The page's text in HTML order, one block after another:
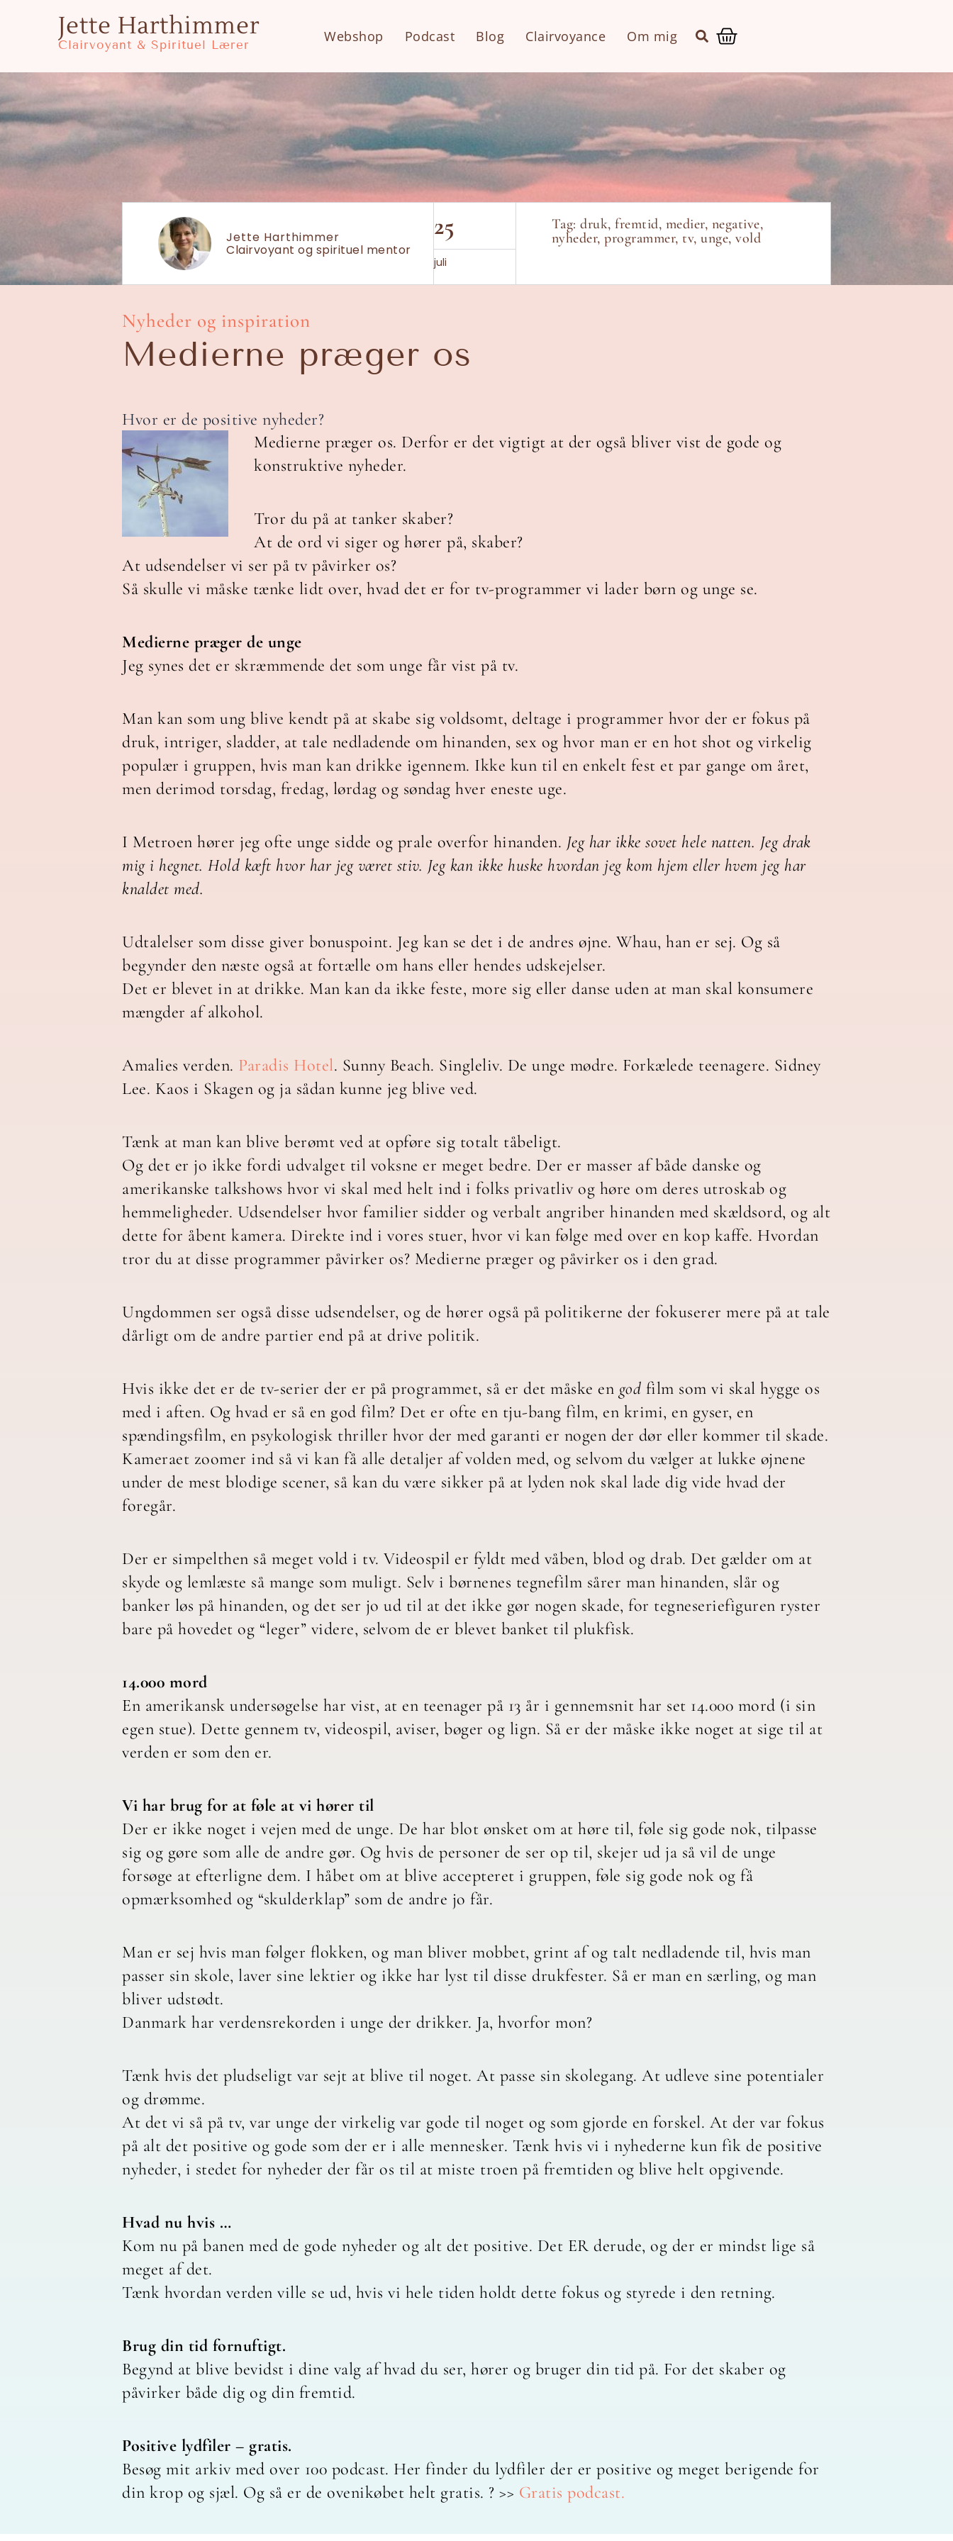
Jette Harthimmer
Clairvoyant & Spirituel Lærer
Webshop Podcast Blog Clairvoyance Om mig
Jette Harthimmer
Clairvoyant og spirituel mentor
25
juli
Tag:druk,fremtid, medier, negative,
nyheder,programmer, tv,unge,vold
Nyheder og inspiration
Medierne præger os
Hvor er de positive nyheder?
Medierne præger os. Derfor er det vigtigt at der også bliver vist de gode og
konstruktive nyheder.
Tror du på at tanker skaber?
At de ord vi siger og hører på, skaber?
At udsendelser vi ser på tv påvirker os?
Så skulle vi måske tænke lidt over, hvad det er for tv-programmer vi lader børn og unge se.
Medierne præger de unge
Jeg synes det er skræmmende det som unge får vist på tv.
Man kan som ung blive kendt på at skabe sig voldsomt, deltage i programmer hvor der er fokus på
druk, intriger, sladder, at tale nedladende om hinanden, sex og hvor man er en hot shot og virkelig
populær i gruppen, hvis man kan drikke igennem. Ikke kun til en enkelt fest et par gange om året,
men derimod torsdag, fredag, lørdag og søndag hver eneste uge.
I Metroen hører jeg ofte unge sidde og prale overfor hinanden. Jeg har ikke sovet hele natten. Jeg drak
mig i hegnet. Hold kæft hvor har jeg været stiv. Jeg kan ikke huske hvordan jeg kom hjem eller hvem jeg har
knaldet med.
Udtalelser som disse giver bonuspoint. Jeg kan se det i de andres øjne. Whau, han er sej. Og så
begynder den næste også at fortælle om hans eller hendes udskejelser.
Det er blevet in at drikke. Man kan da ikke feste, more sig eller danse uden at man skal konsumere
mængder af alkohol.
Amalies verden. Paradis Hotel. Sunny Beach. Singleliv. De unge mødre. Forkælede teenagere. Sidney
Lee. Kaos i Skagen og ja sådan kunne jeg blive ved.
Tænk at man kan blive berømt ved at opføre sig totalt tåbeligt.
Og det er jo ikke fordi udvalget til voksne er meget bedre. Der er masser af både danske og
amerikanske talkshows hvor vi skal med helt ind i folks privatliv og høre om deres utroskab og
hemmeligheder. Udsendelser hvor familier sidder og verbalt angriber hinanden med skældsord, og alt
dette for åbent kamera. Direkte ind i vores stuer, hvor vi kan følge med over en kop kaffe. Hvordan
tror du at disse programmer påvirker os? Medierne præger og påvirker os i den grad.
Ungdommen ser også disse udsendelser, og de hører også på politikerne der fokuserer mere på at tale
dårligt om de andre partier end på at drive politik.
Hvis ikke det er de tv-serier der er på programmet, så er det måske en god film som vi skal hygge os
med i aften. Og hvad er så en god film? Det er ofte en tju-bang film, en krimi, en gyser, en
spændingsfilm, en psykologisk thriller hvor der med garanti er nogen der dør eller kommer til skade.
Kameraet zoomer ind så vi kan få alle detaljer af volden med, og selvom du vælger at lukke øjnene
under de mest blodige scener, så kan du være sikker på at lyden nok skal lade dig vide hvad der
foregår.
Der er simpelthen så meget vold i tv. Videospil er fyldt med våben, blod og drab. Det gælder om at
skyde og lemlæste så mange som muligt. Selv i børnenes tegnefilm sårer man hinanden, slår og
banker løs på hinanden, og det ser jo ud til at det ikke gør nogen skade, for tegneseriefiguren ryster
bare på hovedet og “leger” videre, selvom de er blevet banket til plukfisk.
14.000 mord
En amerikansk undersøgelse har vist, at en teenager på 13 år i gennemsnit har set 14.000 mord (i sin
egen stue). Dette gennem tv, videospil, aviser, bøger og lign. Så er der måske ikke noget at sige til at
verden er som den er.
Vi har brug for at føle at vi hører til
Der er ikke noget i vejen med de unge. De har blot ønsket om at høre til, føle sig gode nok, tilpasse
sig og gøre som alle de andre gør. Og hvis de personer de ser op til, skejer ud ja så vil de unge
forsøge at efterligne dem. I håbet om at blive accepteret i gruppen, føle sig gode nok og få
opmærksomhed og “skulderklap” som de andre jo får.
Man er sej hvis man følger flokken, og man bliver mobbet, grint af og talt nedladende til, hvis man
passer sin skole, laver sine lektier og ikke har lyst til disse drukfester. Så er man en særling, og man
bliver udstødt.
Danmark har verdensrekorden i unge der drikker. Ja, hvorfor mon?
Tænk hvis det pludseligt var sejt at blive til noget. At passe sin skolegang. At udleve sine potentialer
og drømme.
At det vi så på tv, var unge der virkelig var gode til noget og som gjorde en forskel. At der var fokus
på alt det positive og gode som der er i alle mennesker. Tænk hvis vi i nyhederne kun fik de positive
nyheder, i stedet for nyheder der får os til at miste troen på fremtiden og blive helt opgivende.
Hvad nu hvis …
Kom nu på banen med de gode nyheder og alt det positive. Det ER derude, og der er mindst lige så
meget af det.
Tænk hvordan verden ville se ud, hvis vi hele tiden holdt dette fokus og styrede i den retning.
Brug din tid fornuftigt.
Begynd at blive bevidst i dine valg af hvad du ser, hører og bruger din tid på. For det skaber og
påvirker både dig og din fremtid.
Positive lydfiler – gratis.
Besøg mit arkiv med over 100 podcast. Her finder du lydfiler der er positive og meget berigende for
din krop og sjæl. Og så er de ovenikøbet helt gratis. ? >> Gratis podcast.